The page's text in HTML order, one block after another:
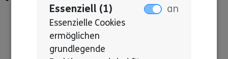
Essenziell (1)
Essenzielle Cookies
ermöglichen
grundlegende
an